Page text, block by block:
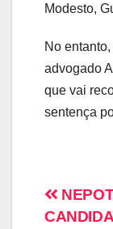
Modesto,
​No
advogado
que vai
sentença